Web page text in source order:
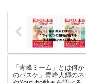
「青峰ミーム」とは何
のバスケ」青峰大輝の